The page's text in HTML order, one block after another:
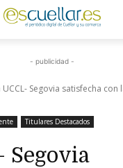
- publicidad -
UCCL- Segovia satisfecha con
Titulares Destacados
Segovia